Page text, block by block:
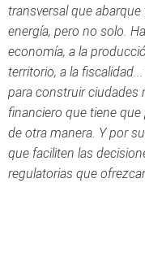
transversal que
energía, pero no solo.
economía, a la
territorio, a la
para construir ciudades
financiero que tiene
de otra manera. Y por
que faciliten las
regulatorias que